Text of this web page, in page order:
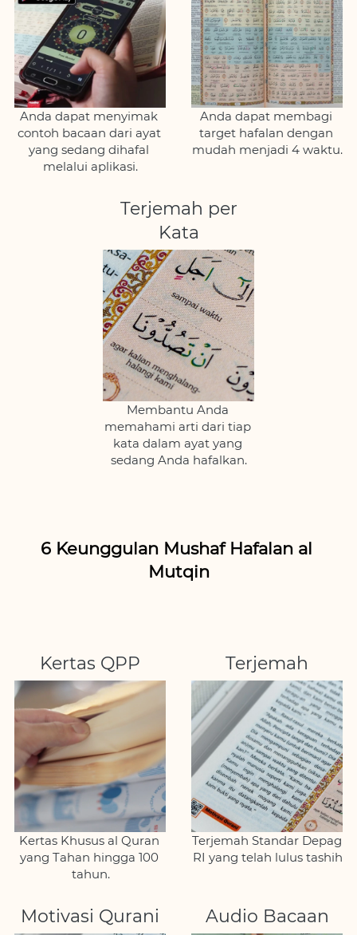
Anda dapat menyimak
contoh bacaan dari ayat
yang sedang dihafal
melalui aplikasi.
Anda dapat membagi
target hafalan dengan
mudah menjadi 4 waktu.
Terjemah per
Kata
Membantu Anda
memahami arti dari tiap
kata dalam ayat yang
sedang Anda hafalkan.
6 Keunggulan Mushaf Hafalan al
Mutqin
Kertas QPP
Kertas Khusus al Quran
yang Tahan hingga 100
tahun.
Terjemah
Terjemah Standar Depag
RI yang telah lulus tashih
Motivasi Qurani Audio Bacaan